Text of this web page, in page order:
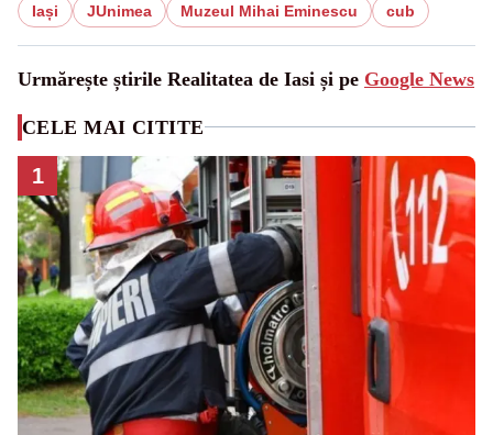
Iași JUnimea Muzeul Mihai Eminescu cub
Urmărește știrile Realitatea de Iasi și pe Google News
CELE MAI CITITE
1